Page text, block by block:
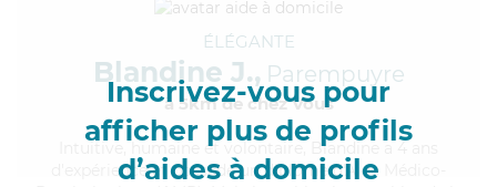
Inscrivez-vous pour
afficher plus de profils
d’aides à domicile
ÉLÉGANTE
Blandine J., Parempuyre
à 5km de chez Vous
, humaine et volontaire, Blandine a 4 ans
d'expérience et possède un diplôme d'Aide Médico-